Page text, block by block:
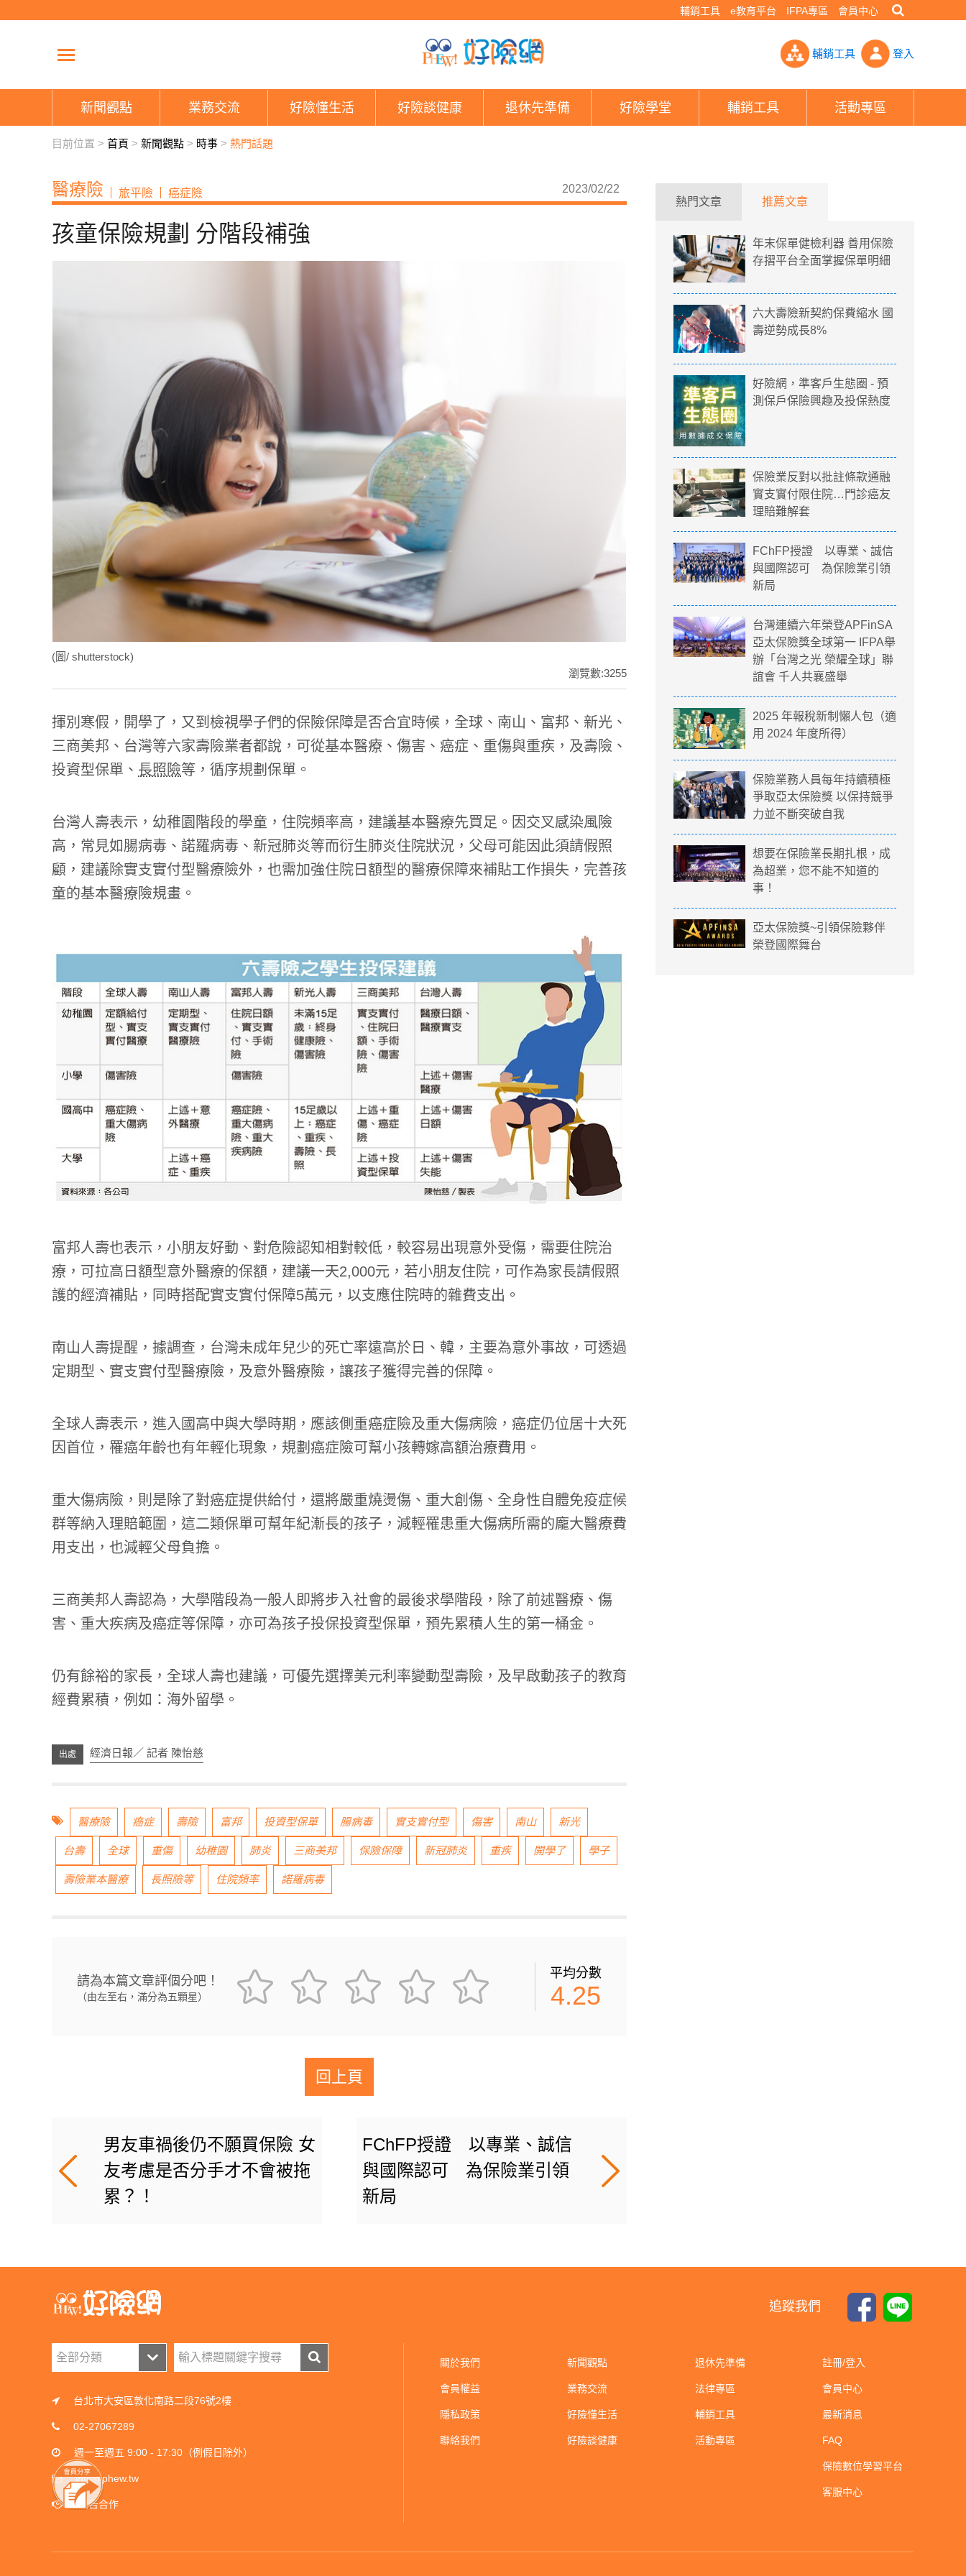
輔銷工具 e教育平台 IFPA專區 會員中心
輔銷工具 登入
新聞觀點 業務交流 好險懂生活 好險談健康 退休先準備 好險學堂 輔銷工具 活動專區
目前位置 > 首頁 > 新聞觀點 > 時事 > 熱門話題
醫療險 旅平險 癌症險 2023/02/22
孩童保險規劃 分階段補強
(圖/ shutterstock)
瀏覽數:3255
揮別寒假，開學了，又到檢視學子們的保險保障是否合宜時候，全球、南山、富邦、新光、
三商美邦、台灣等六家壽險業者都說，可從基本醫療、傷害、癌症、重傷與重疾，及壽險、
投資型保單、 長照險等，循序規劃保單。
台灣人壽表示，幼稚園階段的學童，住院頻率高，建議基本醫療先買足。因交叉感染風險
高，常見如腸病毒、諾羅病毒、新冠肺炎等而衍生肺炎住院狀況，父母可能因此須請假照
顧，建議除實支實付型醫療險外，也需加強住院日額型的醫療保障來補貼工作損失，完善孩
童的基本醫療險規畫。
富邦人壽也表示，小朋友好動、對危險認知相對較低，較容易出現意外受傷，需要住院治
療，可拉高日額型意外醫療的保額，建議一天2,000元，若小朋友住院，可作為家長請假照
護的經濟補貼，同時搭配實支實付保障5萬元，以支應住院時的雜費支出。
南山人壽提醒，據調查，台灣未成年兒少的死亡率遠高於日、韓，主要為意外事故，可透過
定期型、實支實付型醫療險，及意外醫療險，讓孩子獲得完善的保障。
全球人壽表示，進入國高中與大學時期，應該側重癌症險及重大傷病險，癌症仍位居十大死
因首位，罹癌年齡也有年輕化現象，規劃癌症險可幫小孩轉嫁高額治療費用。
重大傷病險，則是除了對癌症提供給付，還將嚴重燒燙傷、重大創傷、全身性自體免疫症候
群等納入理賠範圍，這二類保單可幫年紀漸長的孩子，減輕罹患重大傷病所需的龐大醫療費
用支出，也減輕父母負擔。
三商美邦人壽認為，大學階段為一般人即將步入社會的最後求學階段，除了前述醫療、傷
害、重大疾病及癌症等保障，亦可為孩子投保投資型保單，預先累積人生的第一桶金。
仍有餘裕的家長，全球人壽也建議，可優先選擇美元利率變動型壽險，及早啟動孩子的教育
經費累積，例如：海外留學。
經濟日報／ 記者 陳怡慈
醫療險 癌症 壽險 富邦 投資型保單 腸病毒 實支實付型 傷害 南山 新光
台壽 全球 重傷 幼稚園 肺炎 三商美邦 保險保障 新冠肺炎 重疾 開學了 學子
壽險業本醫療 長照險等 住院頻率 諾羅病毒
請為本篇文章評個分吧！
（由左至右，滿分為五顆星）
平均分數
4.25
回上頁
男友車禍後仍不願買保險 女
友考慮是否分手才不會被拖
累？！
FChFP授證 以專業、誠信
與國際認可 為保險業引領
新局
熱門文章 推薦文章
年末保單健檢利器 善用保險
存摺平台全面掌握保單明細
六大壽險新契約保費縮水 國
壽逆勢成長8%
好險網，準客戶生態圈 - 預
測保戶保險興趣及投保熱度
保險業反對以批註條款通融
實支實付限住院…門診癌友
理賠難解套
FChFP授證 以專業、誠信
與國際認可 為保險業引領
新局
台灣連續六年榮登APFinSA
亞太保險獎全球第一 IFPA舉
辦「台灣之光 榮耀全球」聯
誼會 千人共襄盛舉
2025 年報稅新制懶人包（適
用 2024 年度所得）
保險業務人員每年持續積極
爭取亞太保險獎 以保持競爭
力並不斷突破自我
想要在保險業長期扎根，成
為超業，您不能不知道的
事！
亞太保險獎~引領保險夥伴
榮登國際舞台
追蹤我們
台北市大安區敦化南路二段76號2樓
02-27067289
週一至週五 9:00 - 17:30（例假日除外）
info@phew.tw
廣告合作
關於我們
會員權益
隱私政策
聯絡我們
新聞觀點
業務交流
好險懂生活
好險談健康
退休先準備
法律專區
輔銷工具
活動專區
註冊/登入
會員中心
最新消息
FAQ
保險數位學習平台
客服中心